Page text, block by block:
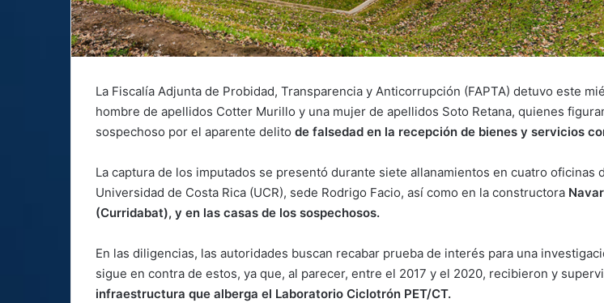
La Fiscalía Adjunta de Probidad, Transparencia y Anticorrupción (FAPTA) detuvo este
hombre de apellidos Cotter Murillo y una mujer de apellidos Soto Retana, quienes
sospechoso por el aparente delito de falsedad en la recepción de bienes y servicios
La captura de los imputados se presentó durante siete allanamientos en cuatro oficinas
Universidad de Costa Rica (UCR), sede Rodrigo Facio, así como en la constructora
(Curridabat), y en las casas de los sospechosos.
En las diligencias, las autoridades buscan recabar prueba de interés para una
sigue en contra de estos, ya que, al parecer, entre el 2017 y el 2020, recibieron y
infraestructura que alberga el Laboratorio Ciclotrón PET/CT.